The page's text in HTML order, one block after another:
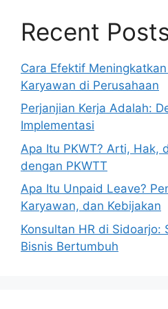
Recent
Cara Efektif
Karyawan di Perusahaan
Perjanjian Kerja Adalah:
Implementasi
Apa Itu PKWT? Arti, Hak,
dengan PKWTT
Apa Itu Unpaid Leave?
Karyawan, dan Kebijakan
Konsultan HR di Sidoarjo:
Bisnis Bertumbuh